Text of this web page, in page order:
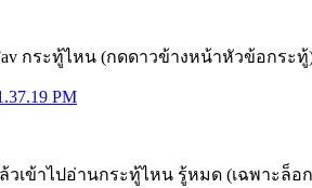
กระทู้ไหน (กดดาวข้างหน้าหัวข้อกระทู้
วเข้าไปอ่านกระทู้ไหน รู้หมด (เฉพาะ